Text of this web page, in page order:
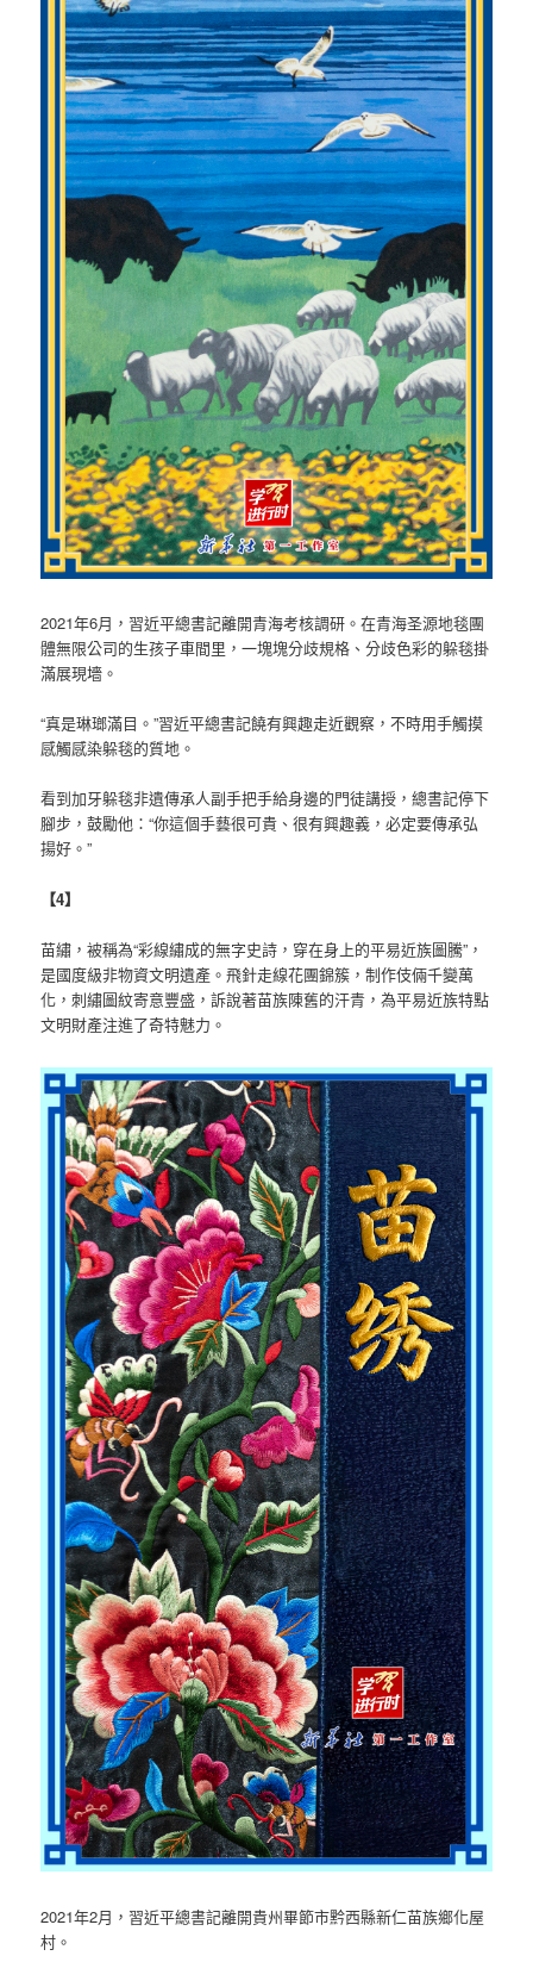
2021年6月，習近平總書記離開青海考核調研。在青海圣源地毯團
體無限公司的生孩子車間里，一塊塊分歧規格、分歧色彩的躲毯掛
滿展現墻。
“真是琳瑯滿目。”習近平總書記饒有興趣走近觀察，不時用手觸摸
感觸感染躲毯的質地。
看到加牙躲毯非遺傳承人副手把手給身邊的門徒講授，總書記停下
腳步，鼓勵他：“你這個手藝很可貴、很有興趣義，必定要傳承弘
揚好。”
【4】
苗繡，被稱為“彩線繡成的無字史詩，穿在身上的平易近族圖騰”，
是國度級非物資文明遺產。飛針走線花團錦簇，制作伎倆千變萬
化，刺繡圖紋寄意豐盛，訴說著苗族陳舊的汗青，為平易近族特點
文明財產注進了奇特魅力。
2021年2月，習近平總書記離開貴州畢節市黔西縣新仁苗族鄉化屋
村。